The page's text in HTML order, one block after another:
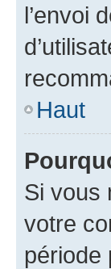
l’envoi
Haut
Si vous
votre
période